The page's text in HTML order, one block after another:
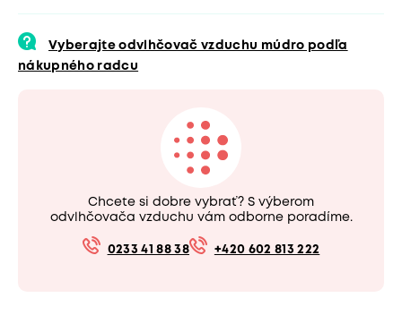
Vyberajte odvlhčovač vzduchu múdro podľa
nákupného radcu
Chcete si dobre vybrať? S výberom
odvlhčovača vzduchu vám odborne poradíme.
0233 41 88 38 +420 602 813 222